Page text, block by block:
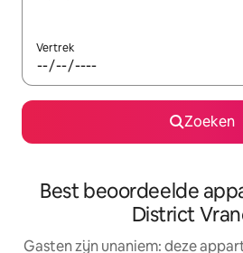
Vertrek
Zoeken
Best beoordeelde
District
Gasten zijn unaniem: deze